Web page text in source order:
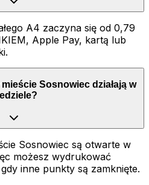
A4 zaczyna się od 0,79
Apple Pay, kartą lub
Sosnowiec działają w
Sosnowiec są otwarte w
możesz wydrukować
inne punkty są zamknięte.